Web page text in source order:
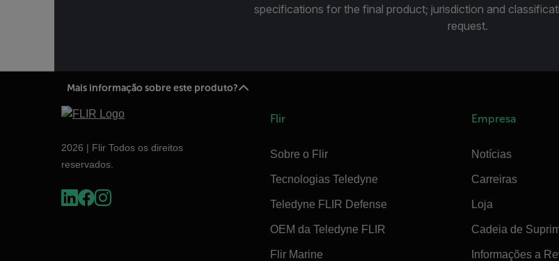
specifications for the final product; jurisdiction and
request.
Mais informação sobre este produto?
2026 | Flir Todos os direitos
reservados.
Flir
Sobre o Flir
Tecnologias Teledyne
Teledyne FLIR Defense
OEM da Teledyne FLIR
Flir Marine
Empresa
Notícias
Carreiras
Loja
Cadeia de
Informações a